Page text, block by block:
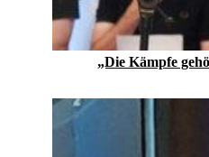
„Die Kämpfe